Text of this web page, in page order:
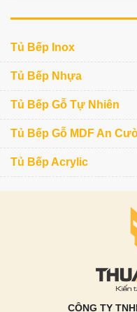
Tủ Bếp Inox
Tủ Bếp Nhựa
Tủ Bếp Gỗ Tự Nhiên
Tủ Bếp Gỗ MDF An
Tủ Bếp Acrylic
CÔNG TY